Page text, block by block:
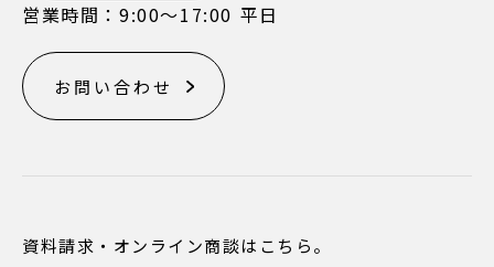
営業時間：9:00〜17:00 平日
お問い合わせ
資料請求・オンライン商談はこちら。